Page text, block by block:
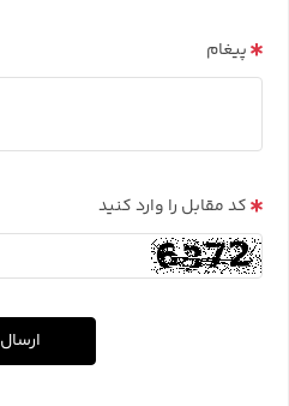
پیغام
کد مقابل را وارد کنید
ارسال